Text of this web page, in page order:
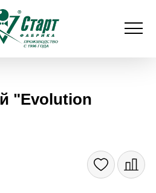
"Evolution